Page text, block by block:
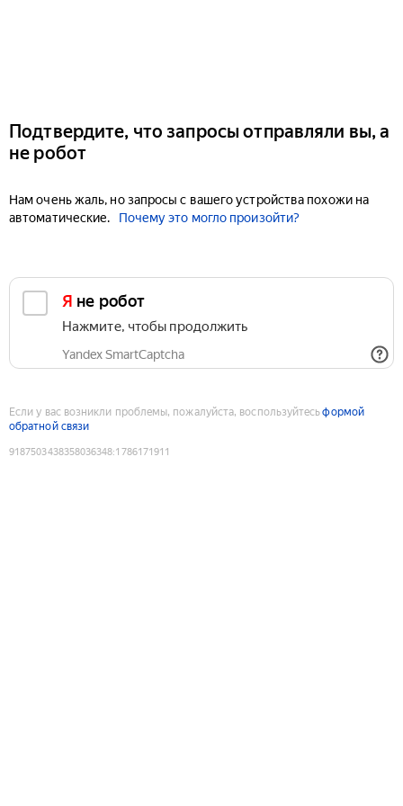
Подтвердите, что запросы отправляли вы, а
не робот
Нам очень жаль, но запросы с вашего устройства похожи на
автоматические.
Почему это могло произойти?
Я не робот
Нажмите, чтобы продолжить
Yandex SmartCaptcha
Если у вас возникли проблемы, пожалуйста, воспользуйтесьформой
обратной связи
9187503438358036348:1786171911